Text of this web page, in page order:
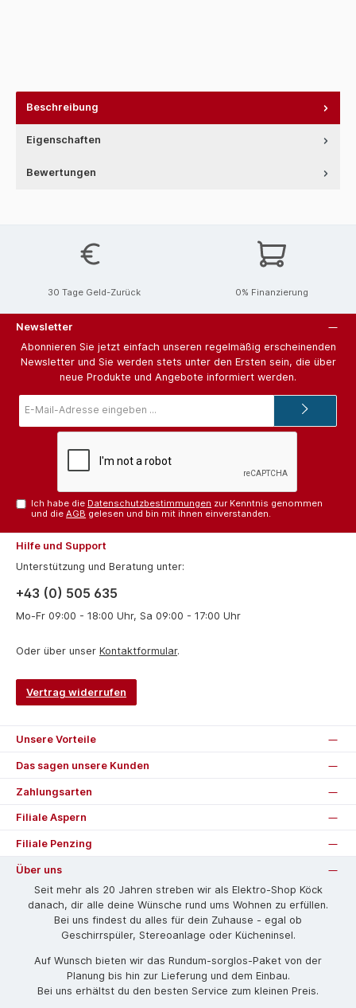
Beschreibung
Eigenschaften
Bewertungen
30 Tage Geld-Zurück 0% Finanzierung
Newsletter
Abonnieren Sie jetzt einfach unseren regelmäßig erscheinenden
Newsletter und Sie werden stets unter den Ersten sein, die über
neue Produkte und Angebote informiert werden.
Mail-
Ich habe die Datenschutzbestimmungen zur Kenntnis genommen
und dieAGB gelesen und bin mit ihnen einverstanden.
Hilfe und Support
Unterstützung und Beratung unter:
+43 (0) 505 635
Mo-Fr 09:00 - 18:00 Uhr, Sa 09:00 - 17:00 Uhr
Oder über unser Kontaktformular.
Vertrag widerrufen
Unsere Vorteile
Das sagen unsere Kunden
Zahlungsarten
Filiale Aspern
Filiale Penzing
Über uns
Seit mehr als 20 Jahren streben wir als Elektro-Shop Köck
danach, dir alle deine Wünsche rund ums Wohnen zu erfüllen.
Bei uns findest du alles für dein Zuhause - egal ob
Geschirrspüler, Stereoanlage oder Kücheninsel.
Auf Wunsch bieten wir das Rund­um-sorg­los-Pa­ket von der
Planung bis hin zur Lieferung und dem Einbau.
Bei uns erhältst du den besten Service zum kleinen Preis.